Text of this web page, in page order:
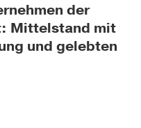
der
Mittelstand mit
und gelebten